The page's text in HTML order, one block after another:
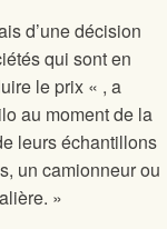
d’une décision
qui sont en
le prix « , a
au moment de la
leurs échantillons
un camionneur ou
»